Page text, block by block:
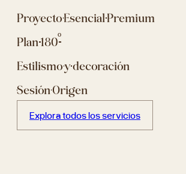
Proyecto Esencial Premium
Plan 180º
Estilismo y decoración
Sesión Origen
Explora todos los servicios